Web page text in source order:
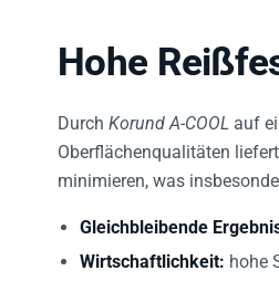
Hohe
Durch Korund A-COOL
auf
Oberflächenqualitäten
minimieren, was
Gleichbleibende
Wirtschaftlichkeit: hohe